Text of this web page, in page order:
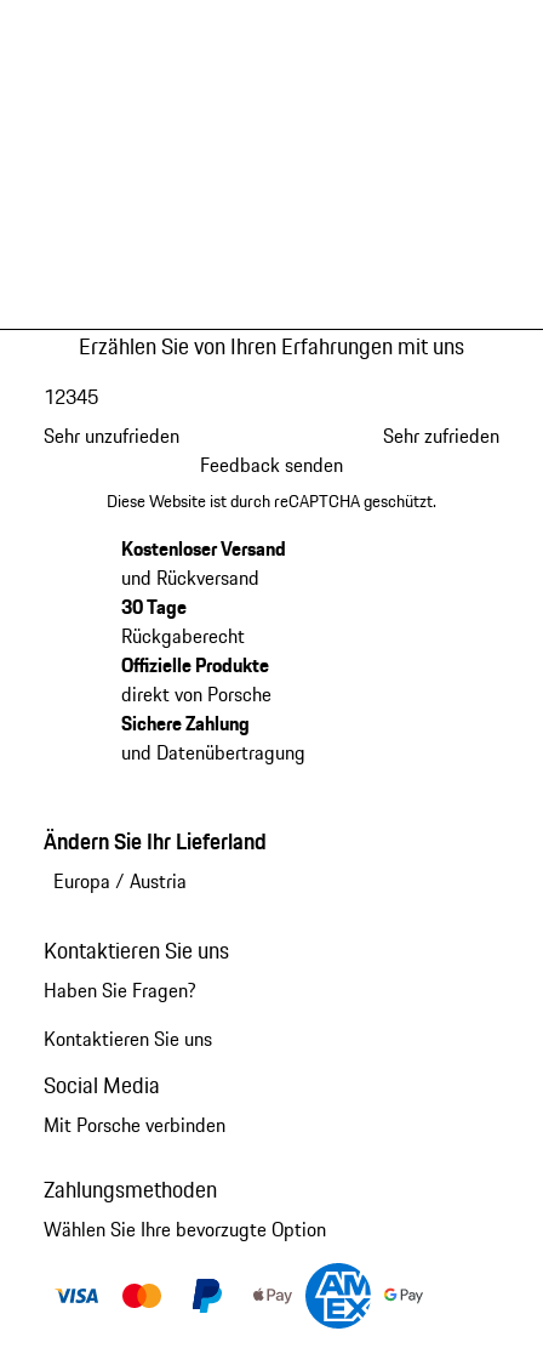
Erzählen Sie von Ihren Erfahrungen mit uns
Sehr unzufrieden
12345
Sehr zufrieden
Feedback senden
Diese Website ist durch reCAPTCHA geschützt.
Kostenloser Versand
und Rückversand
30 Tage
Rückgaberecht
Offizielle Produkte
direkt von Porsche
Sichere Zahlung
und Datenübertragung
Ändern Sie Ihr Lieferland
Europa / Austria
Kontaktieren Sie uns
Haben Sie Fragen?
Kontaktieren Sie uns
Social Media
Mit Porsche verbinden
Zahlungsmethoden
Wählen Sie Ihre bevorzugte Option